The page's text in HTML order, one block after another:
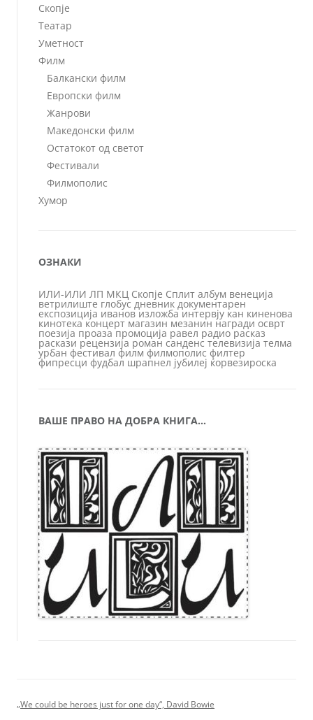
Скопје
Театар
Уметност
Филм
Балкански филм
Европски филм
Жанрови
Македонски филм
Остатокот од светот
Фестивали
Филмополис
Хумор
ОЗНАКИ
ИЛИ-ИЛИ ЛП МКЦ Скопје Сплит албум венеција
ветрилиште глобус дневник документарен
експозиција иванов изложба интервју кан киненова
кинотека концерт магазин мезанин награди осврт
поезија проаза промоција равел радио расказ
раскази рецензија роман санденс телевизија телма
урбан фестивал филм филмополис филтер
фипресци фудбал шрапнел јубилеј ќорвезироска
ВАШЕ ПРАВО НА ДОБРА КНИГА…
„We could be heroes just for one day“, David Bowie